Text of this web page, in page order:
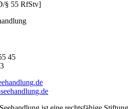
§ 55 RfStv]
45